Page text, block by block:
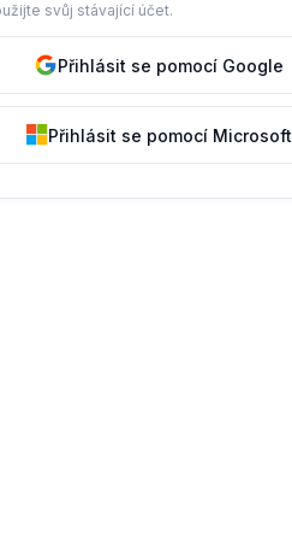
svůj stávající účet.
Přihlásit se pomocí Google
Přihlásit se pomocí Microsoft